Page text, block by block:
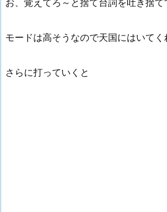
お、覚えてろ～と捨て台詞を吐き捨て
モードは高そうなので天国にはいてく
さらに打っていくと